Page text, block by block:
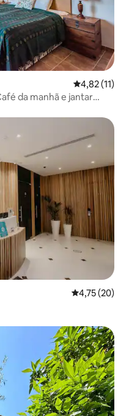
4,82 de uma
4,82 (11)
da manhã e jantar
4,75 de uma
4,75 (20)